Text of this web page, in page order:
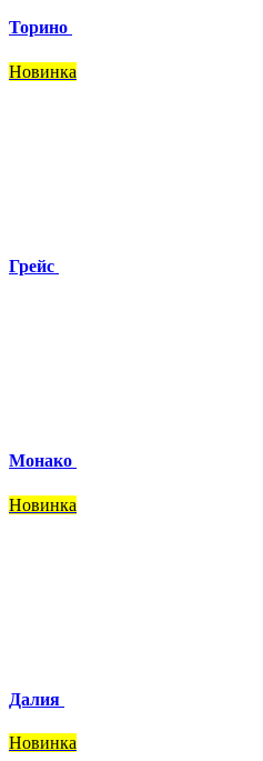
Торино
Новинка
Грейс
Монако
Новинка
Далия
Новинка